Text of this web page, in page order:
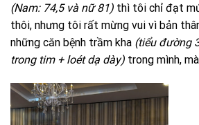
(Nam: 74,5 và nữ 81) thì tôi chỉ đạt
thôi, nhưng tôi rất mừng vui vì bản
những căn bệnh trầm kha (tiểu đường
trong tim + loét dạ dày) trong mình,